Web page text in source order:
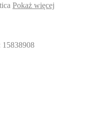
Pokaż więcej
15838908